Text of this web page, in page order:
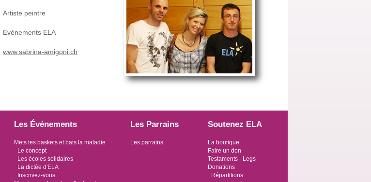
Artiste peintre
Evénements ELA
www.sabrina-amigoni.ch
Les Événements
Mets tes baskets et bats la maladie
Le concept
Les écoles solidaires
La dictée d'ELA
Inscrivez-vous
Les Parrains
Les parrains
Soutenez ELA
La boutique
Faire un don
Testaments - Legs -
Donations
Répartitions